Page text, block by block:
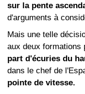
sur la pente
d'arguments à
Mais une telle
aux deux formations
part d'écuries du
dans le chef de
pointe de vitesse.